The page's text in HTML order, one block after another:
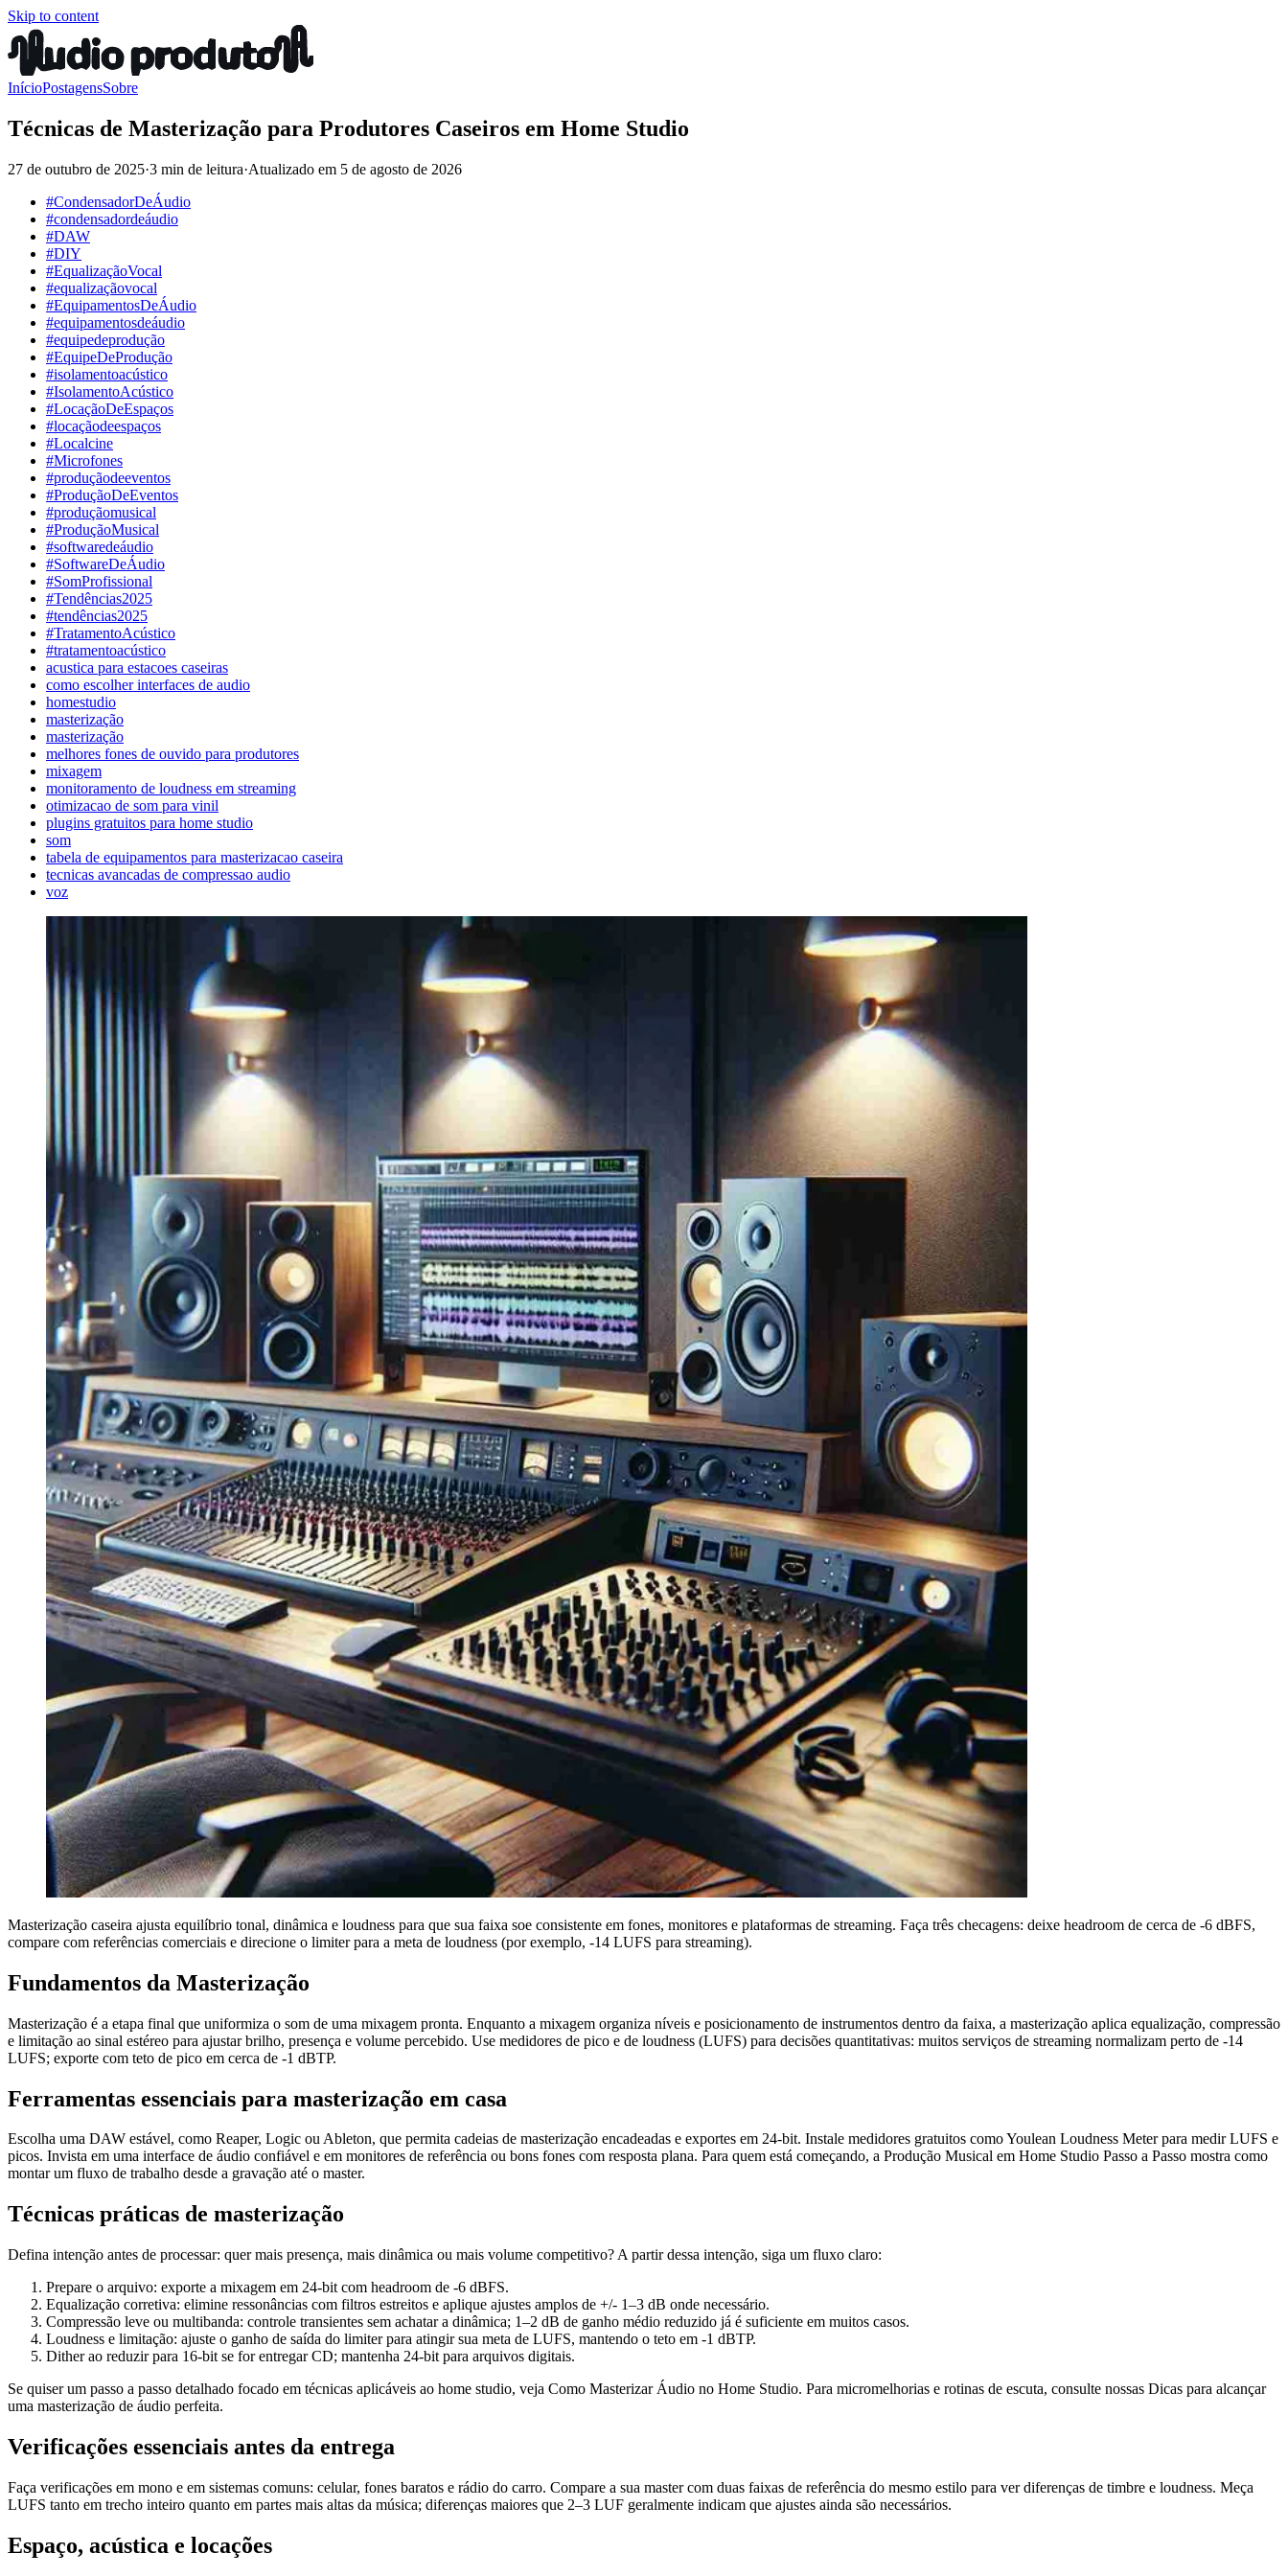
Skip to content
InícioPostagensSobre
Técnicas de Masterização para Produtores Caseiros em Home Studio
27 de outubro de 2025·3 min de leitura·Atualizado em 5 de agosto de 2026
#CondensadorDeÁudio
#condensadordeáudio
#DAW
#DIY
#EqualizaçãoVocal
#equalizaçãovocal
#EquipamentosDeÁudio
#equipamentosdeáudio
#equipedeprodução
#EquipeDeProdução
#isolamentoacústico
#IsolamentoAcústico
#LocaçãoDeEspaços
#locaçãodeespaços
#Localcine
#Microfones
#produçãodeeventos
#ProduçãoDeEventos
#produçãomusical
#ProduçãoMusical
#softwaredeáudio
#SoftwareDeÁudio
#SomProfissional
#Tendências2025
#tendências2025
#TratamentoAcústico
#tratamentoacústico
acustica para estacoes caseiras
como escolher interfaces de audio
homestudio
masterização
masterização
melhores fones de ouvido para produtores
mixagem
monitoramento de loudness em streaming
otimizacao de som para vinil
plugins gratuitos para home studio
som
tabela de equipamentos para masterizacao caseira
tecnicas avancadas de compressao audio
voz
Masterização caseira ajusta equilíbrio tonal, dinâmica e loudness para que sua faixa soe consistente em fones, monitores e plataformas de streaming. Faça três checagens: deixe headroom de cerca de -6 dBFS,
compare com referências comerciais e direcione o limiter para a meta de loudness (por exemplo, -14 LUFS para streaming).
Fundamentos da Masterização
Masterização é a etapa final que uniformiza o som de uma mixagem pronta. Enquanto a mixagem organiza níveis e posicionamento de instrumentos dentro da faixa, a masterização aplica equalização, compressão
e limitação ao sinal estéreo para ajustar brilho, presença e volume percebido. Use medidores de pico e de loudness (LUFS) para decisões quantitativas: muitos serviços de streaming normalizam perto de -14
LUFS; exporte com teto de pico em cerca de -1 dBTP.
Ferramentas essenciais para masterização em casa
Escolha uma DAW estável, como Reaper, Logic ou Ableton, que permita cadeias de masterização encadeadas e exportes em 24-bit. Instale medidores gratuitos como Youlean Loudness Meter para medir LUFS e
picos. Invista em uma interface de áudio confiável e em monitores de referência ou bons fones com resposta plana. Para quem está começando, a Produção Musical em Home Studio Passo a Passo mostra como
montar um fluxo de trabalho desde a gravação até o master.
Técnicas práticas de masterização
Defina intenção antes de processar: quer mais presença, mais dinâmica ou mais volume competitivo? A partir dessa intenção, siga um fluxo claro:
Prepare o arquivo: exporte a mixagem em 24-bit com headroom de -6 dBFS.
Equalização corretiva: elimine ressonâncias com filtros estreitos e aplique ajustes amplos de +/- 1–3 dB onde necessário.
Compressão leve ou multibanda: controle transientes sem achatar a dinâmica; 1–2 dB de ganho médio reduzido já é suficiente em muitos casos.
Loudness e limitação: ajuste o ganho de saída do limiter para atingir sua meta de LUFS, mantendo o teto em -1 dBTP.
Dither ao reduzir para 16-bit se for entregar CD; mantenha 24-bit para arquivos digitais.
Se quiser um passo a passo detalhado focado em técnicas aplicáveis ao home studio, veja Como Masterizar Áudio no Home Studio. Para micromelhorias e rotinas de escuta, consulte nossas Dicas para alcançar
uma masterização de áudio perfeita.
Verificações essenciais antes da entrega
Faça verificações em mono e em sistemas comuns: celular, fones baratos e rádio do carro. Compare a sua master com duas faixas de referência do mesmo estilo para ver diferenças de timbre e loudness. Meça
LUFS tanto em trecho inteiro quanto em partes mais altas da música; diferenças maiores que 2–3 LUF geralmente indicam que ajustes ainda são necessários.
Espaço, acústica e locações